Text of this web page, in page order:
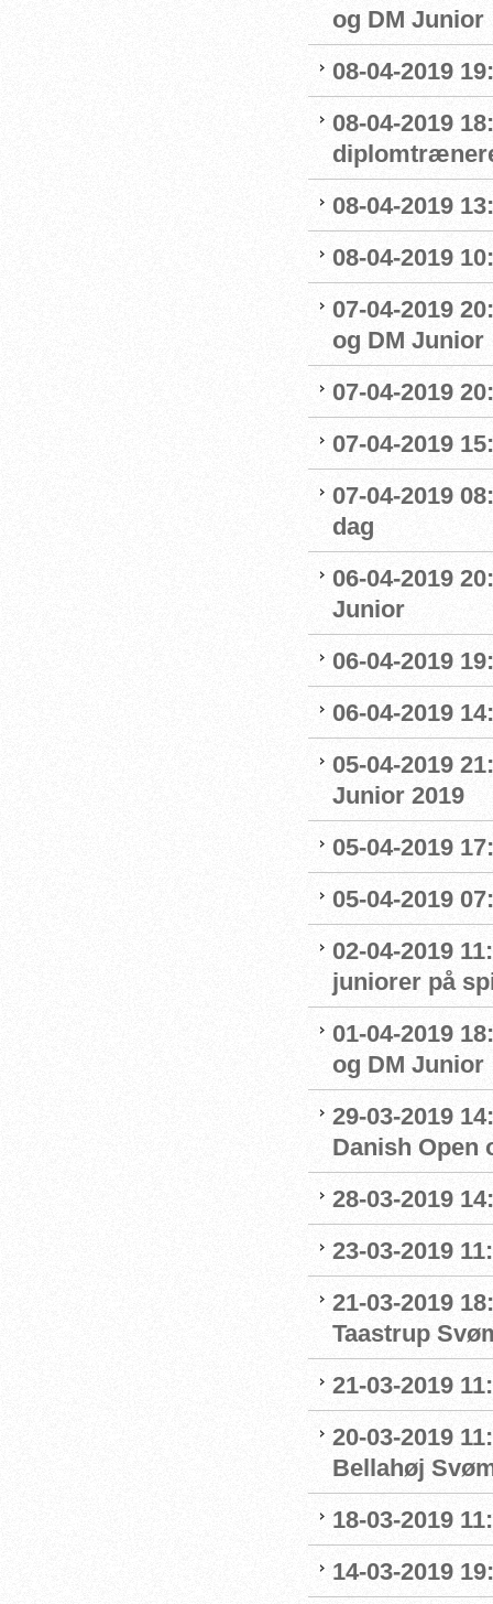
og DM Junior
08-04-2019
08-04-2019
08-04-2019
08-04-2019
07-04-2019
og DM Junior
07-04-2019
07-04-2019
07-04-2019
dag
06-04-2019
Junior
06-04-2019
06-04-2019
05-04-2019
Junior 2019
05-04-2019
05-04-2019
02-04-2019
juniorer på
01-04-2019
og DM Junior
29-03-2019
Danish Open
28-03-2019
23-03-2019
21-03-2019
Taastrup
21-03-2019
20-03-2019
Bellahøj
18-03-2019
14-03-2019